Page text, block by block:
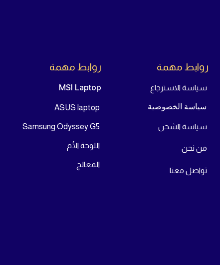
روابط مهمة
سياسة الاسترجاع
سياسة الخصوصية
سياسة الشحن
من نحن
تواصل معنا
روابط مهمة
MSI Laptop
ASUS laptop
Samsung Odyssey G5
اللوحة الأم
المعالج